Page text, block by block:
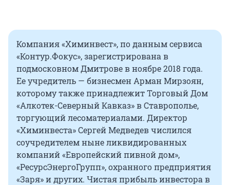
Компания «Химинвест», по данным сервиса
«Контур.Фокус», зарегистрирована в
подмосковном Дмитрове в ноябре 2018 года.
Ее учредитель — бизнесмен Арман Мирзоян,
которому также принадлежит Торговый Дом
«Алкотек-Северный Кавказ» в Ставрополье,
торгующий лесоматериалами. Директор
«Химинвеста» Сергей Медведев числился
соучредителем ныне ликвидированных
компаний «Европейский пивной дом»,
«РесурсЭнергоГрупп», охранного предприятия
«Заря» и других. Чистая прибыль инвестора в